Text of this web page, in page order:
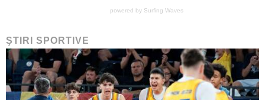
powered by Surfing Waves
ŞTIRI SPORTIVE